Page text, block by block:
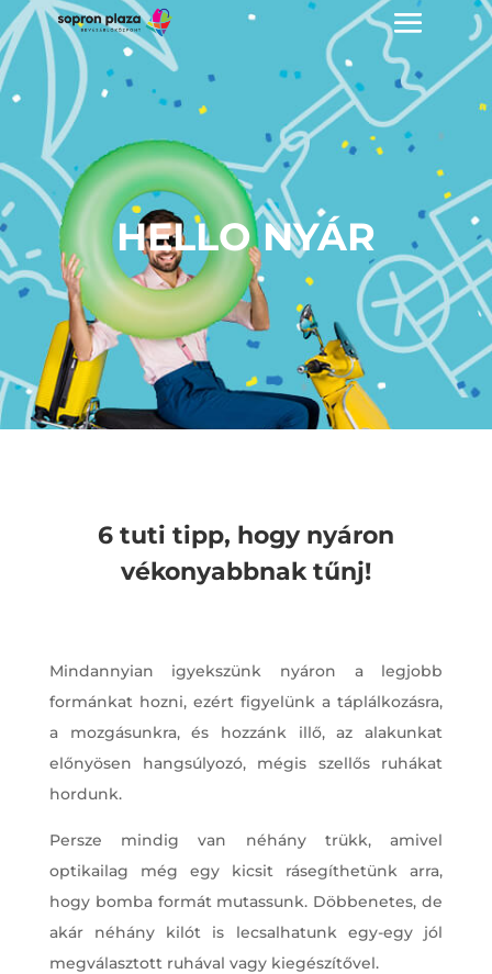
HELLO NYÁR
6 tuti tipp, hogy nyáron
vékonyabbnak tűnj!
Mindannyian igyekszünk nyáron a legjobb
formánkat hozni, ezért figyelünk a táplálkozásra,
a mozgásunkra, és hozzánk illő, az alakunkat
előnyösen hangsúlyozó, mégis szellős ruhákat
hordunk.
Persze mindig van néhány trükk, amivel
optikailag még egy kicsit rásegíthetünk arra,
hogy bomba formát mutassunk. Döbbenetes, de
akár néhány kilót is lecsalhatunk egy-egy jól
megválasztott ruhával vagy kiegészítővel.